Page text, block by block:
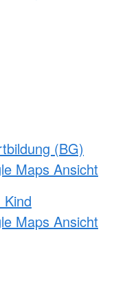
(BG)
Maps Ansicht
Maps Ansicht